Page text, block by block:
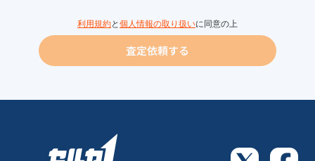
利用規約と 個人情報の取り扱いに同意の上
査定依頼する